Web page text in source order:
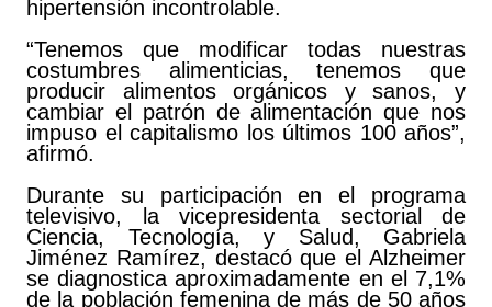
hipertensión incontrolable.
“Tenemos que modificar todas nuestras
costumbres alimenticias, tenemos que
producir alimentos orgánicos y sanos, y
cambiar el patrón de alimentación que nos
impuso el capitalismo los últimos 100 años”,
afirmó.
Durante su participación en el programa
televisivo, la vicepresidenta sectorial de
Ciencia, Tecnología, y Salud, Gabriela
Jiménez Ramírez, destacó que el Alzheimer
se diagnostica aproximadamente en el 7,1%
de la población femenina de más de 50 años